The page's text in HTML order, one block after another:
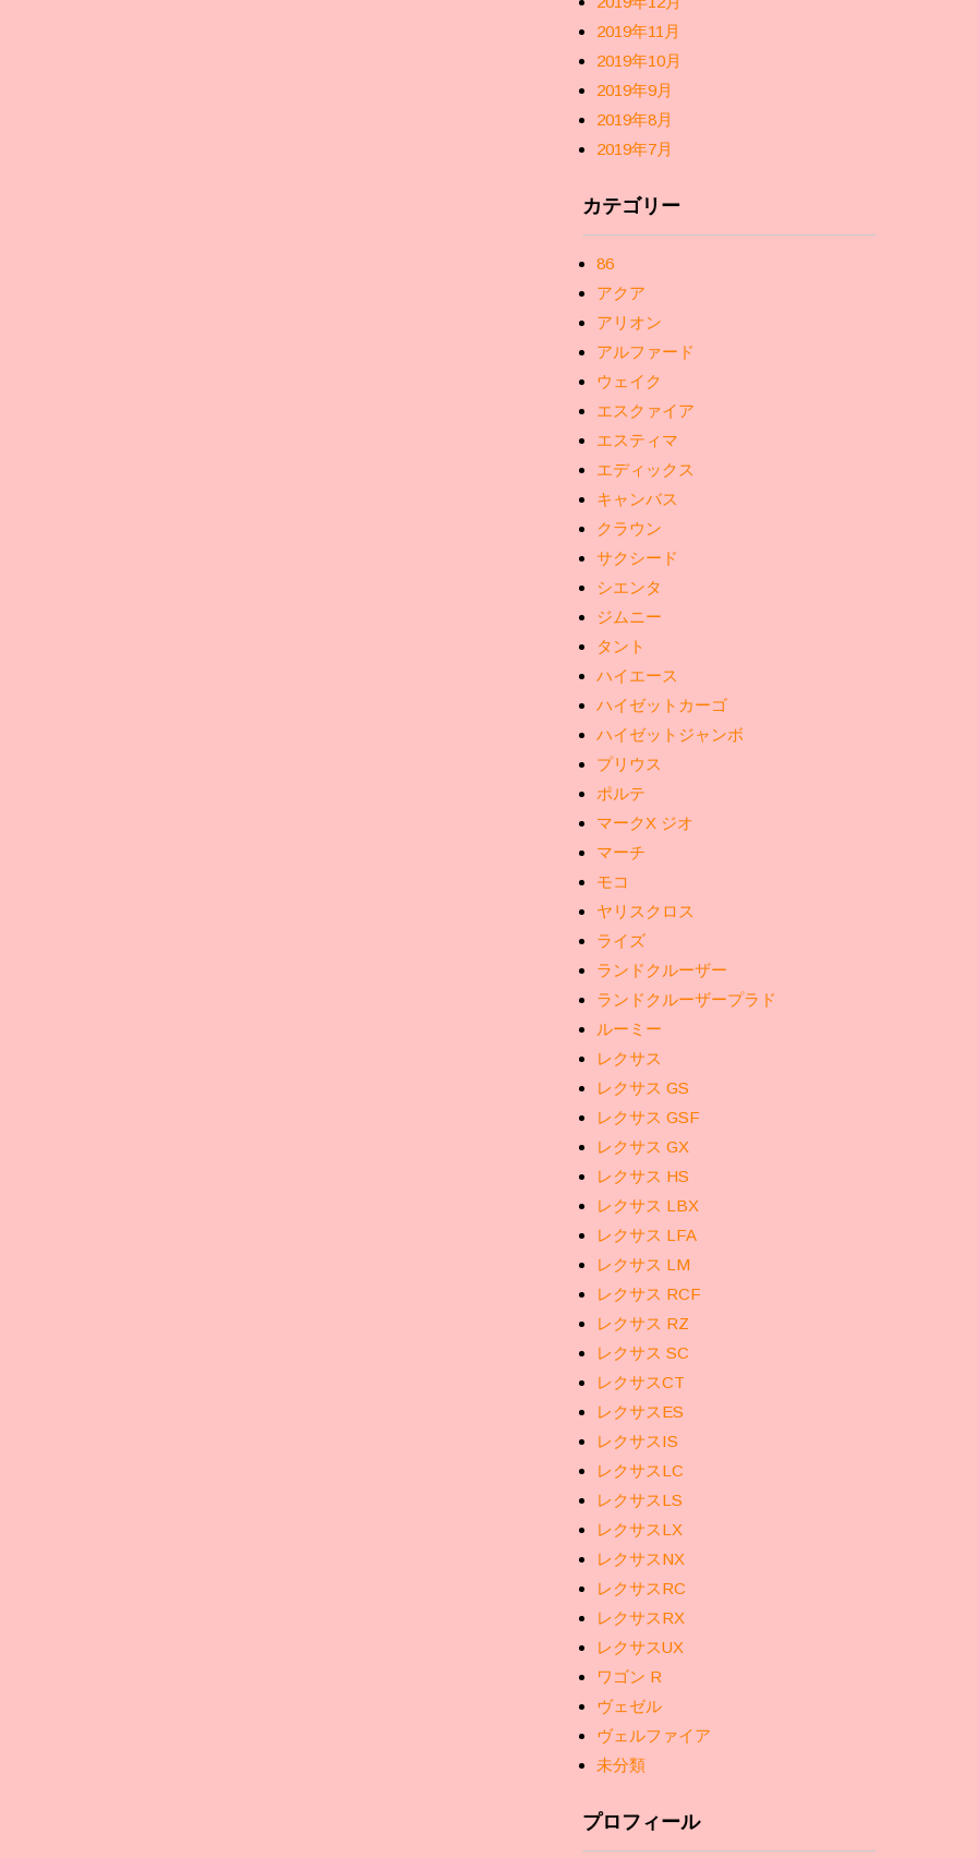
2019年11月
2019年10月
2019年9月
2019年8月
2019年7月
カテゴリー
86
アクア
アリオン
アルファード
ウェイク
エスクァイア
エスティマ
エディックス
キャンバス
クラウン
サクシード
シエンタ
ジムニー
タント
ハイエース
ハイゼットカーゴ
ハイゼットジャンボ
プリウス
ポルテ
マークX ジオ
マーチ
モコ
ヤリスクロス
ライズ
ランドクルーザー
ランドクルーザープラド
ルーミー
レクサス
レクサス GS
レクサス GSF
レクサス GX
レクサス HS
レクサス LBX
レクサス LFA
レクサス LM
レクサス RCF
レクサス RZ
レクサス SC
レクサスCT
レクサスES
レクサスIS
レクサスLC
レクサスLS
レクサスLX
レクサスNX
レクサスRC
レクサスRX
レクサスUX
ワゴン R
ヴェゼル
ヴェルファイア
未分類
プロフィール